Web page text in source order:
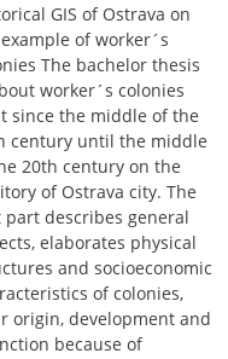
GIS of Ostrava on
of worker´s
The bachelor thesis
worker´s colonies
since the middle of the
century until the middle
20th century on the
of Ostrava city. The
part describes general
elaborates physical
and socioeconomic
of colonies,
origin, development and
because of